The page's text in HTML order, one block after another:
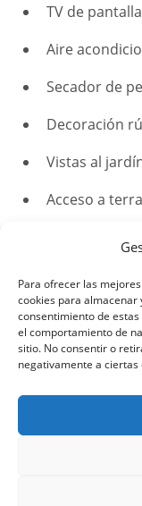
Para ofrecer las
cookies para almacenar
consentimiento de
el comportamiento de
sitio. No consentir o
negativamente a
TV de
Aire
Secador de
Decoración
Vistas al
Acceso a